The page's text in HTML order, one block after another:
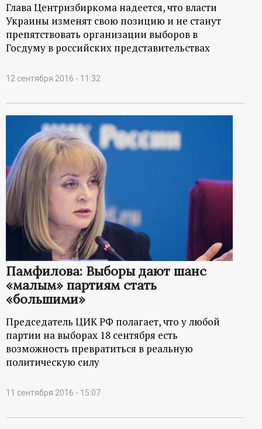
Глава Центризбиркома надеется, что власти
Украины изменят свою позицию и не станут
препятствовать организации выборов в
Госдуму в российских представительствах
12 сентября 2016 - 11:32
Памфилова: Выборы дают шанс
«малым» партиям стать
«большими»
Председатель ЦИК РФ полагает, что у любой
партии на выборах 18 сентября есть
возможность превратиться в реальную
политическую силу
11 сентября 2016 - 15:07